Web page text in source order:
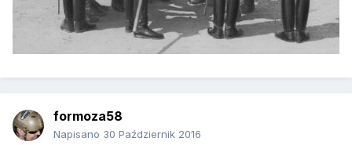
formoza58
Napisano 30 Październik 2016